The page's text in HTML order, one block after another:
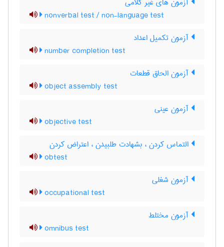
nonverbal test / non-language test
آزمون تکمیل اعداد
number completion test
آزمون الحاق قطعات
object assembly test
آزمون عینی
objective test
التماس کردن ، بشهادت طلبیدن ، اعتراض کردن
obtest
آزمون شغلی
occupational test
آزمون مختلط
omnibus test